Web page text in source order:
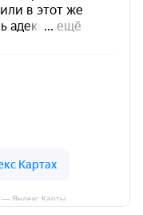
— Яндекс Карты